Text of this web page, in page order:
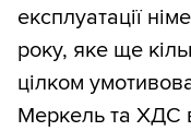
експлуатації
року, яке ще
цілком
Меркель та ХДС